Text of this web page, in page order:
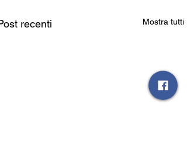
recenti Mostra tutti